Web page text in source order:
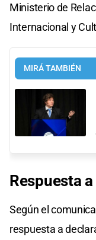
Ministerio de
Internacional y
MIRÁ TAMBIÉN
Respuesta a
Según el
respuesta a